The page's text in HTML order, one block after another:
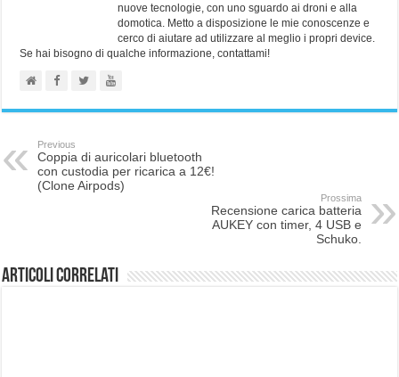
nuove tecnologie, con uno sguardo ai droni e alla
domotica. Metto a disposizione le mie conoscenze e
cerco di aiutare ad utilizzare al meglio i propri device.
Se hai bisogno di qualche informazione, contattami!
Previous
Coppia di auricolari bluetooth
con custodia per ricarica a 12€!
(Clone Airpods)
Prossima
Recensione carica batteria
AUKEY con timer, 4 USB e
Schuko.
Articoli correlati